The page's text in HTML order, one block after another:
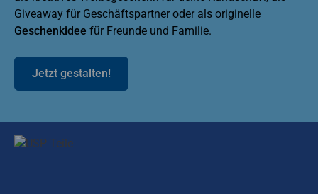
Giveaway für Geschäftspartner oder als originelle
Geschenkidee für Freunde und Familie.
Jetzt gestalten!